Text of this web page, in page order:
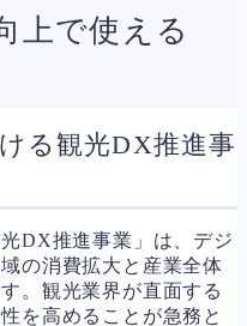
上で使える
る観光DX推進事
DX推進事業」は、デジ
の消費拡大と産業全体
。観光業界が直面する
を高めることが急務と